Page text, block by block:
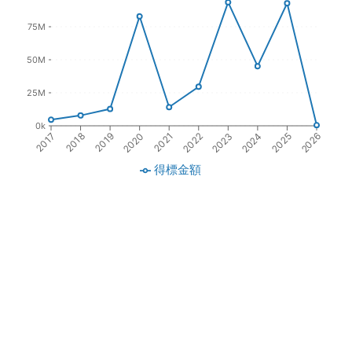
2017 2018 2019 2020 2021 2022 2023 2024 2025 2026
0k
25M
50M
75M
得標金額